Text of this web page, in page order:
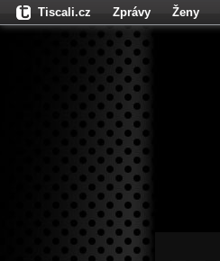
Tiscali.cz Zprávy Ženy
Fights.cz